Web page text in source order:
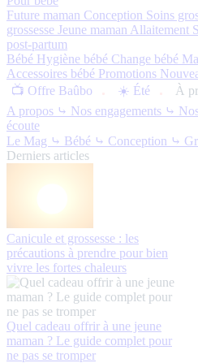
Future maman Conception Soins
grossesse Jeune maman Allaitement
post-partum
Bébé Hygiène bébé Change bébé
Accessoires bébé Promotions
📺 Offre Baûbo
☀️ Été
À
A propos ⤷ Nos engagements ⤷
écoute
Le Mag ⤷ Bébé ⤷ Conception ⤷
Derniers articles
Canicule et grossesse : les
précautions à prendre pour bien
vivre les fortes chaleurs
Quel cadeau offrir à une jeune
maman ? Le guide complet pour
ne pas se tromper